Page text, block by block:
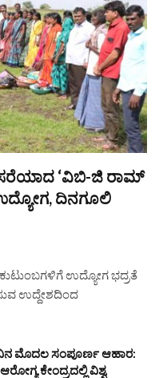
‘ವಿಬಿ-ಜಿ ರಾಮ್
ದಿನಗೂಲಿ
ಉದ್ಯೋಗ ಭದ್ರತೆ
ಉದ್ದೇಶದಿಂದ
ಮೊದಲ ಸಂಪೂರ್ಣ ಆಹಾರ:
ಕೇಂದ್ರದಲ್ಲಿ ವಿಶ್ವ